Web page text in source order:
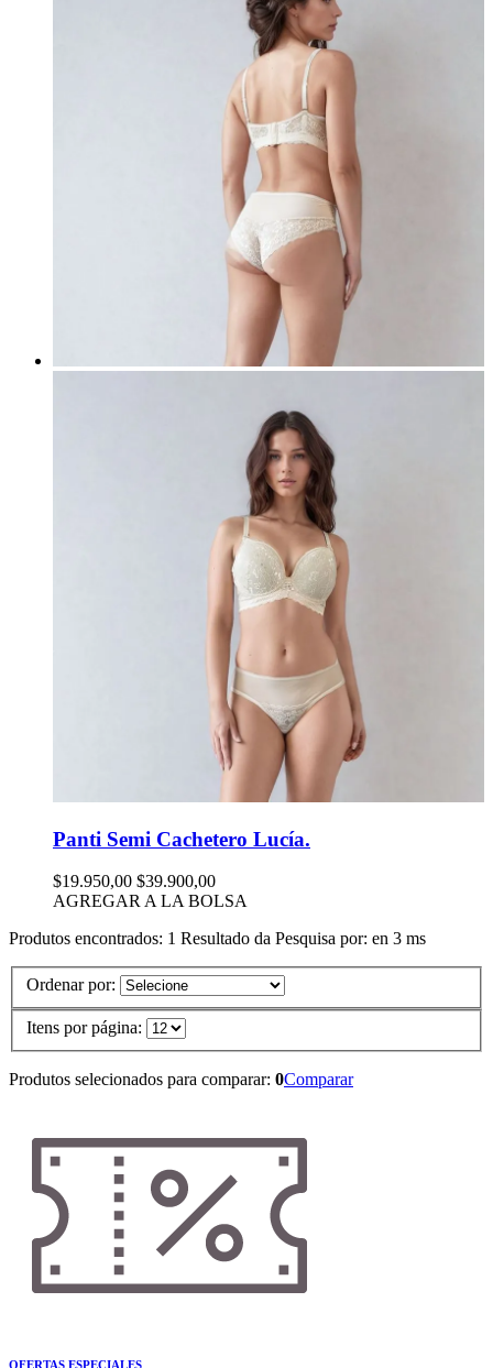
Panti Semi Cachetero Lucía.
$19.950,00 $39.900,00
AGREGAR A LA BOLSA
Produtos encontrados: 1 Resultado da Pesquisa por: en 3 ms
Ordenar por:
Itens por página:
Produtos selecionados para comparar: 0Comparar
OFERTAS ESPECIALES